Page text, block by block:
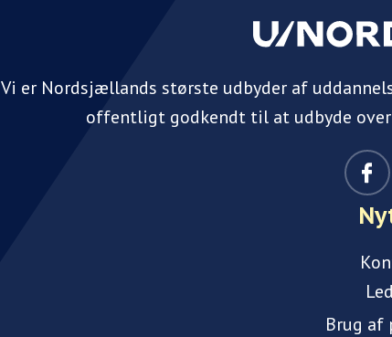
Vi er Nordsjællands største udbyder af
offentligt godkendt til at udbyde over
Brug af